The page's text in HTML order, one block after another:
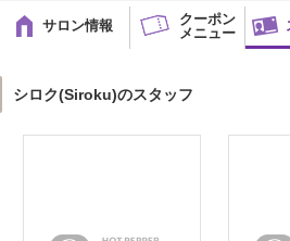
サロン情報
クーポン
メニュー
シロク(Siroku)のスタッフ